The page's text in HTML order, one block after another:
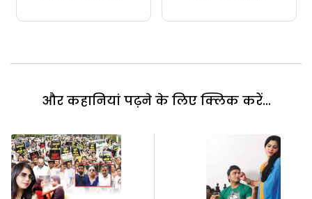
और कहानियां पढ़ने के लिए क्लिक करें...